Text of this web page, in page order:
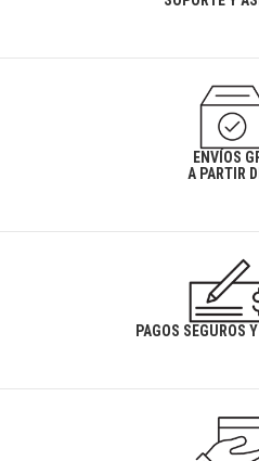
ENVÍOS
A PARTIR
PAGOS SEGUROS